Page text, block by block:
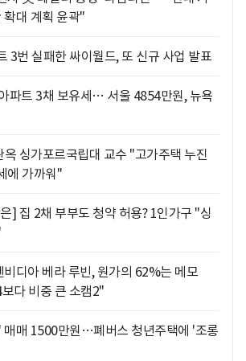
확대 계획 윤곽"
3번 실패한 싸이월드, 또 신규 사업 발표
파트 3채 보유세… 서울 4854만원, 뉴욕
옥 싱가포르국립대 교수 "고가주택 누진
에 가까워"
] 집 2채 부부도 청약 허용? 1인가구 "싱
비디아 베라 루빈, 원가의 62%는 메모
다 비중 큰 소캠2"
매매 1500만원…폐버스 청년주택에 '조롱